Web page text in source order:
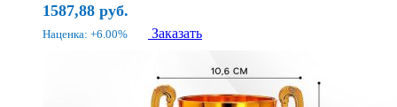
1587,88 руб.
Наценка: +6.00% Заказать